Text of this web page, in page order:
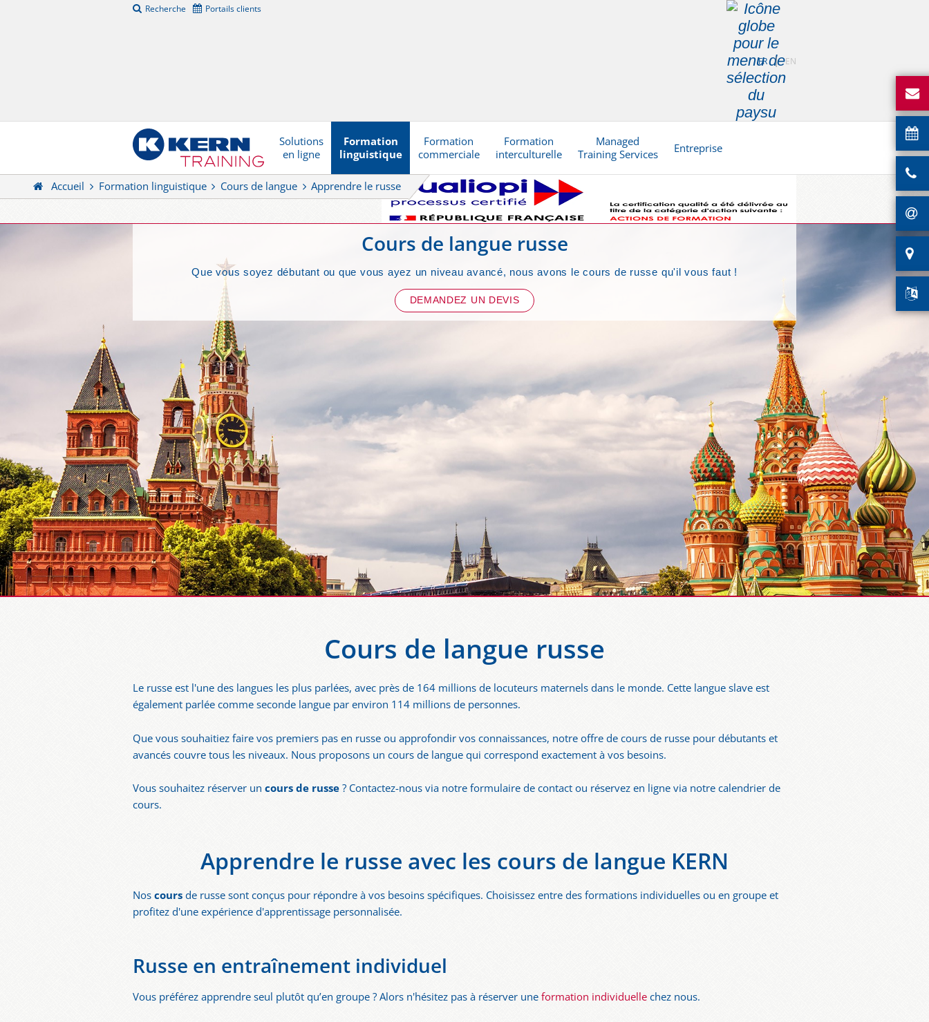
Recherche Portails clients
FR EN
Solutions
en ligne
Formation
linguistique
Formation
commerciale
Formation
interculturelle
Managed
Training Services
Entreprise
Accueil Formation linguistique Cours de langue Apprendre le russe
Cours de langue russe
Que vous soyez débutant ou que vous ayez un niveau avancé, nous avons le cours de russe qu'il vous faut !
DEMANDEZ UN DEVIS
Cours de langue russe
Le russe est l'une des langues les plus parlées, avec près de 164 millions de locuteurs maternels dans le monde. Cette langue slave est
également parlée comme seconde langue par environ 114 millions de personnes.
Que vous souhaitiez faire vos premiers pas en russe ou approfondir vos connaissances, notre offre de cours de russe pour débutants et
avancés couvre tous les niveaux. Nous proposons un cours de langue qui correspond exactement à vos besoins.
Vous souhaitez réserver un cours de russe? Contactez-nous via notre formulaire de contact ou réservez en ligne via notre calendrier de
cours.
Apprendre le russe avec les cours de langue KERN
Noscoursde russe sont conçus pour répondre à vos besoins spécifiques. Choisissez entre des formations individuelles ou en groupe et
profitez d'une expérience d'apprentissage personnalisée.
Russe en entraînement individuel
Vous préférez apprendre seul plutôt qu’en groupe ? Alors n'hésitez pas à réserver uneformation individuellechez nous.